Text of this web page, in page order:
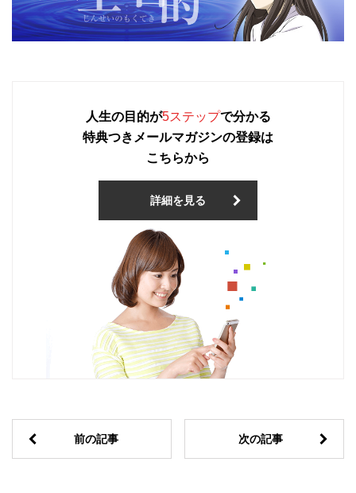
人生の目的が5ステップで分かる
特典つきメールマガジンの登録は
こちらから
詳細を見る
前の記事 次の記事